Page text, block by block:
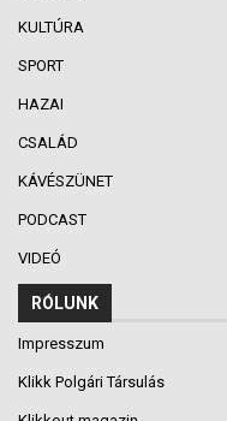
KULTÚRA
SPORT
HAZAI
CSALÁD
KÁVÉSZÜNET
PODCAST
VIDEÓ
RÓLUNK
Impresszum
Klikk Polgári Társulás